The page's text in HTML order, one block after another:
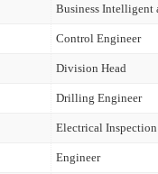
Business Intelligent
Control Engineer
Division Head
Drilling Engineer
Electrical
Engineer